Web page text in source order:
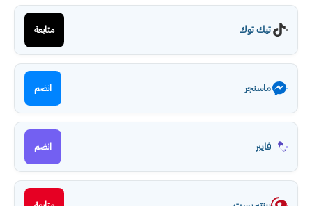
تيك توك متابعة
ماسنجر انضم
فايبر انضم